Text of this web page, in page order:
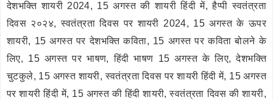
देशभक्ति शायरी 2024, 15 अगस्त की शायरी हिंदी में, हैप्पी स्वतंत्रता
दिवस २०२४, स्वतंत्रता दिवस पर शायरी 2024, 15 अगस्त के ऊपर
शायरी, 15 अगस्त पर देशभक्ति कविता, 15 अगस्त पर कविता बोलने के
लिए, 15 अगस्त पर भाषण, हिंदी भाषण 15 अगस्त के लिए, देशभक्ति
चुटकुले, 15 अगस्त शायरी, स्वतंत्रता दिवस पर शायरी हिंदी में, 15 अगस्त
पर शायरी हिंदी में, 15 अगस्त की हिंदी शायरी, स्वतंत्रता दिवस की शायरी,